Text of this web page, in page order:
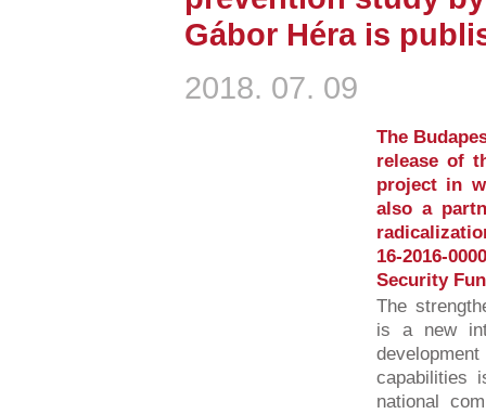
Gábor Héra is
2018. 07. 09
The
release of
project in
also a
16-2016-
Security
The
is a new
capabilities
national